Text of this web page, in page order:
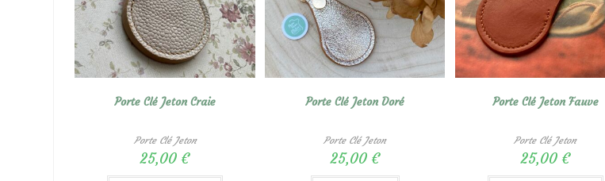
Porte Clé Jeton Craie
Porte Clé Jeton
25,00€
Porte Clé Jeton Doré
Porte Clé Jeton
25,00 €
Porte Clé Jeton Fauve
Porte Clé Jeton
25,00 €